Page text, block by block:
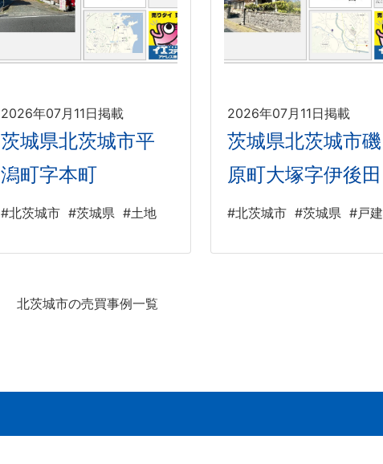
2026年07月11日掲載
茨城県北茨城市平
潟町字本町
#北茨城市 #茨城県 #土地
2026年07月11日掲載
茨城県北茨城市磯
原町大塚字伊後田
#北茨城市 #茨城県 #戸建
北茨城市の売買事例一覧